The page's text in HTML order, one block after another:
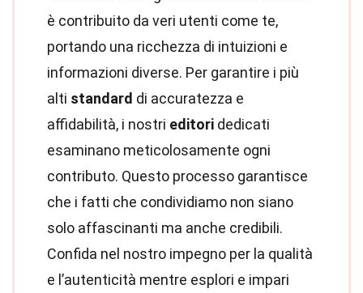
è contribuito da veri utenti come te,
portando una ricchezza di intuizioni e
informazioni diverse. Per garantire i più
alti standard di accuratezza e
affidabilità, i nostri editori dedicati
esaminano meticolosamente ogni
contributo. Questo processo garantisce
che i fatti che condividiamo non siano
solo affascinanti ma anche credibili.
Confida nel nostro impegno per la qualità
e l’autenticità mentre esplori e impari